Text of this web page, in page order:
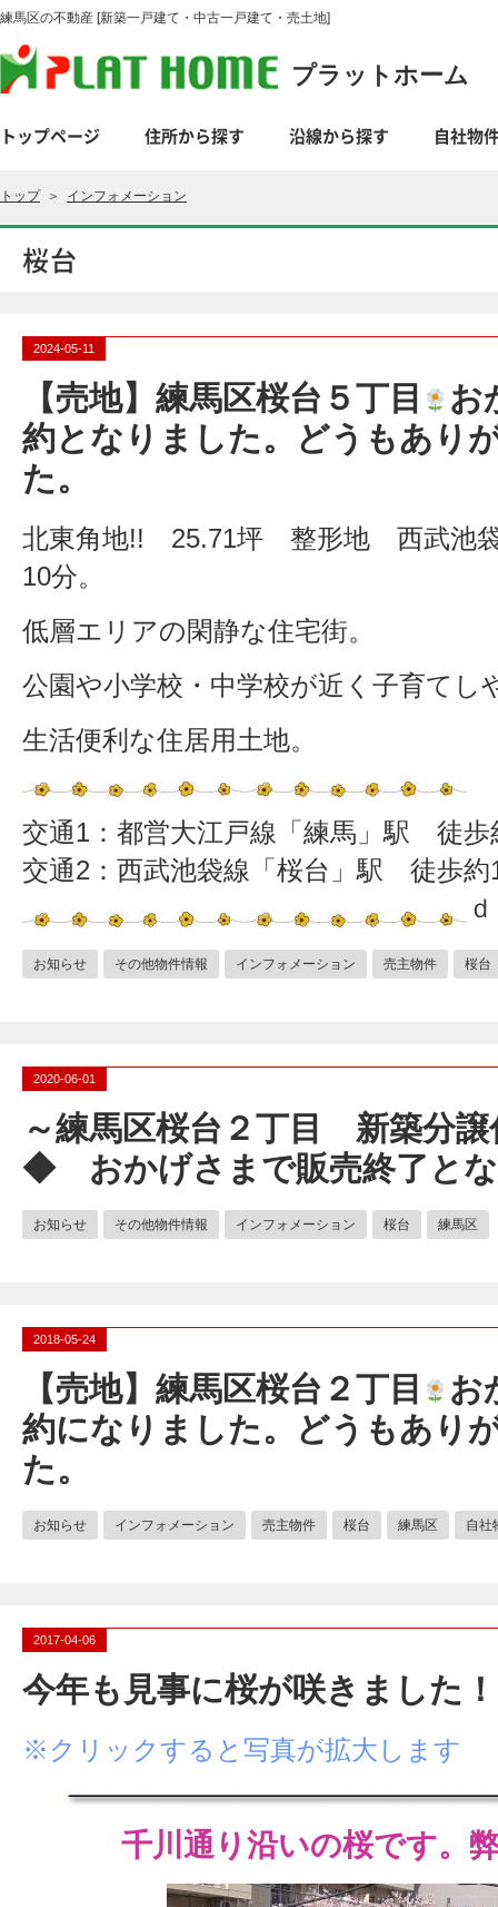
練馬区の不動産 [新築一戸建て・中古一戸建て・売土地]
プラットホーム
トップページ 住所から探す 沿線から探す 自社物
トップ＞ インフォメーション
桜台
2024-05-11
【売地】練馬区桜台５丁目
お
約となりました。どうもあり
た。
北東角地!! 25.71坪 整形地 西武池
10分。
低層エリアの閑静な住宅街。
公園や小学校・中学校が近く子育てし
生活便利な住居用土地。
交通1：都営大江戸線「練馬」駅 徒歩
交通2：西武池袋線「桜台」駅 徒歩約
ｄ
お知らせ その他物件情報 インフォメーション 売主物件 桜台
2020-06-01
～練馬区桜台２丁目 新築分
◆ おかげさまで販売終了と
お知らせ その他物件情報 インフォメーション 桜台 練馬区
2018-05-24
【売地】練馬区桜台２丁目
お
約になりました。どうもあり
た。
お知らせ インフォメーション 売主物件 桜台 練馬区 自社
2017-04-06
今年も見事に桜が咲きました！
※クリックすると写真が拡大します
千川通り沿いの桜です。